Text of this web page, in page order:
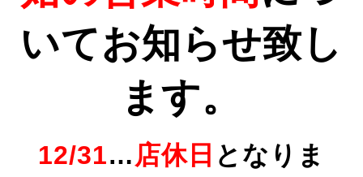
いてお知らせ致し
ます。
12/31…店休日 となりま